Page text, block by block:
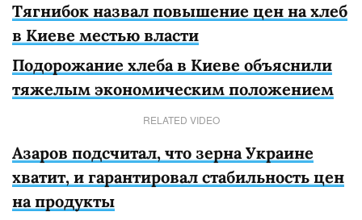
Тягнибок назвал повышение цен на хлеб
в Киеве местью власти
Подорожание хлеба в Киеве объяснили
тяжелым экономическим положением
RELATED VIDEO
Азаров подсчитал, что зерна Украине
хватит, и гарантировал стабильность цен
на продукты